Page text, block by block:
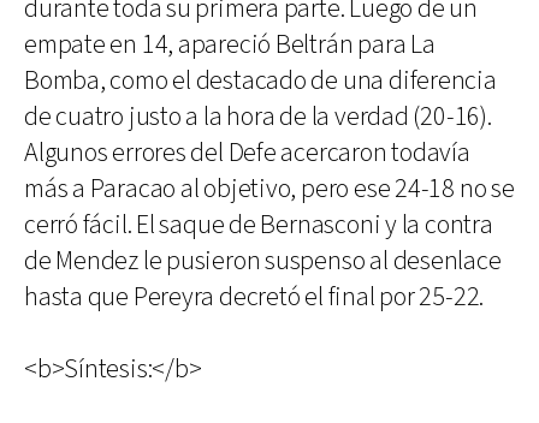
durante toda su primera parte. Luego de un
empate en 14, apareció Beltrán para La
Bomba, como el destacado de una diferencia
de cuatro justo a la hora de la verdad (20-16).
Algunos errores del Defe acercaron todavía
más a Paracao al objetivo, pero ese 24-18 no se
cerró fácil. El saque de Bernasconi y la contra
de Mendez le pusieron suspenso al desenlace
hasta que Pereyra decretó el final por 25-22.
<b>Síntesis:</b>